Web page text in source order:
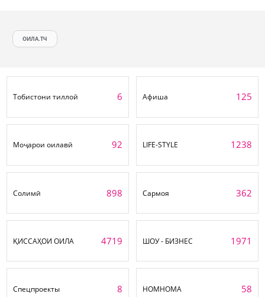
ОИЛА.ТЧ
Тобистони тиллоӣ 6 Афиша 125
Моҷарои оилавӣ 92 LIFE-STYLE 1238
Солимӣ 898 Сармоя 362
ҚИССАҲОИ ОИЛА 4719 ШОУ - БИЗНЕС 1971
Спецпроекты 8 НОМНОМА 58